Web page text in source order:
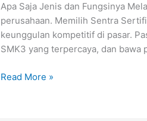
Apa Saja Jenis dan Fungsinya
perusahaan. Memilih Sentra
keunggulan kompetitif di pasar.
SMK3 yang terpercaya, dan bawa
Read More »